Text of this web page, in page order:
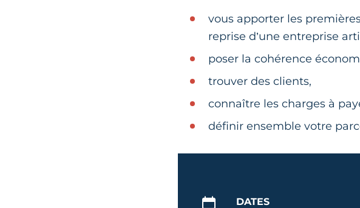
vous apporter les
reprise d’une entreprise
poser la cohérence
trouver des clients,
connaître les charges à
définir ensemble votre
DATES